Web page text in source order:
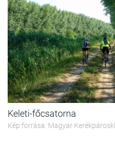
Keleti-főcsatorna
Kép forrása: Magyar